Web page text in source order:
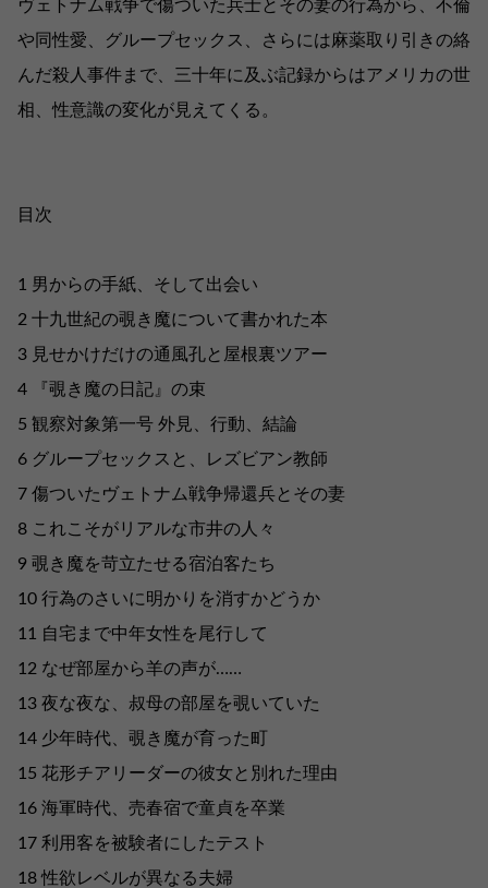
ヴェトナム戦争で傷ついた兵士とその妻の行為から、不倫
や同性愛、グループセックス、さらには麻薬取り引きの絡
んだ殺人事件まで、三十年に及ぶ記録からはアメリカの世
相、性意識の変化が見えてくる。
目次
1 男からの手紙、そして出会い
2 十九世紀の覗き魔について書かれた本
3 見せかけだけの通風孔と屋根裏ツアー
4 『覗き魔の日記』の束
5 観察対象第一号 外見、行動、結論
6 グループセックスと、レズビアン教師
7 傷ついたヴェトナム戦争帰還兵とその妻
8 これこそがリアルな市井の人々
9 覗き魔を苛立たせる宿泊客たち
10 行為のさいに明かりを消すかどうか
11 自宅まで中年女性を尾行して
12 なぜ部屋から羊の声が……
13 夜な夜な、叔母の部屋を覗いていた
14 少年時代、覗き魔が育った町
15 花形チアリーダーの彼女と別れた理由
16 海軍時代、売春宿で童貞を卒業
17 利用客を被験者にしたテスト
18 性欲レベルが異なる夫婦